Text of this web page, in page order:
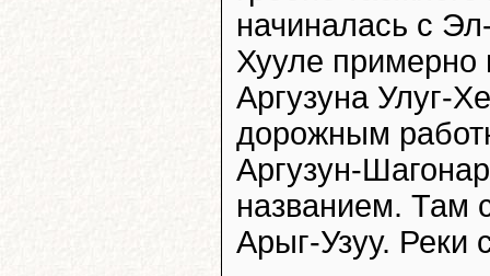
начиналась с
Хууле
Аргузуна Улуг-
дорожным
Аргузун-
названием. Там
Арыг-Узуу. Реки